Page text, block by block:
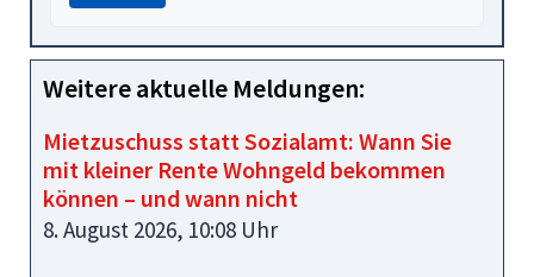
Weitere aktuelle Meldungen:
Mietzuschuss statt Sozialamt: Wann Sie
mit kleiner Rente Wohngeld bekommen
können – und wann nicht
8. August 2026, 10:08 Uhr